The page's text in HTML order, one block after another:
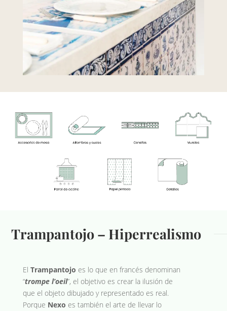
Trampantojo – Hiperrealismo
El Trampantojo es lo que en francés denominan
“trompe l’oeil”, el objetivo es crear la ilusión de
que el objeto dibujado y representado es real.
Porque Nexo es también el arte de llevar lo